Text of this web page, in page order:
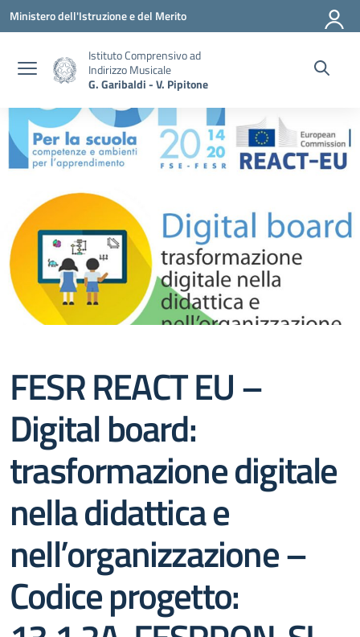
Vai ai contenuti
Vai al menu di navigazione
Vai al footer
Ministero dell'Istruzione e del Merito
Istituto Comprensivo ad
Indirizzo Musicale
G. Garibaldi - V. Pipitone
FESR REACT EU –
Digital board:
trasformazione digitale
nella didattica e
nell’organizzazione –
Codice progetto: